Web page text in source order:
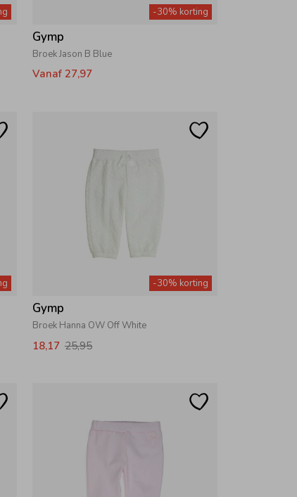
-30% korting
Gymp
Broek Jason B Blue
Vanaf 27,97
-30% korting
Gymp
Broek Hanna OW Off White
18,17 25,95